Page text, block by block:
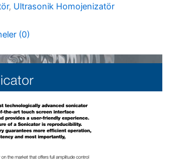
, Ultrasonik Homojenizatör
(0)